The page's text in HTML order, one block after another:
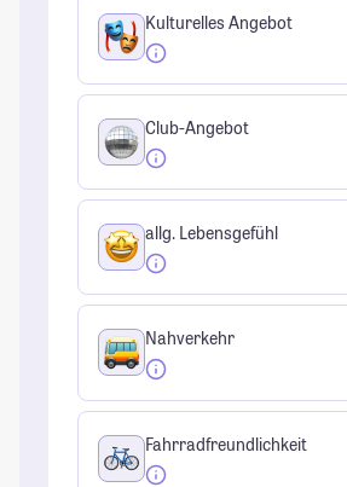
Kulturelles Angebot
Club-Angebot
allg. Lebensgefühl
Nahverkehr
Fahrradfreundlichkeit